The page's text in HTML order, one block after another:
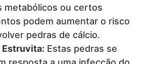
metabólicos ou certos
podem aumentar o risco
pedras de cálcio.
Estruvita: Estas pedras se